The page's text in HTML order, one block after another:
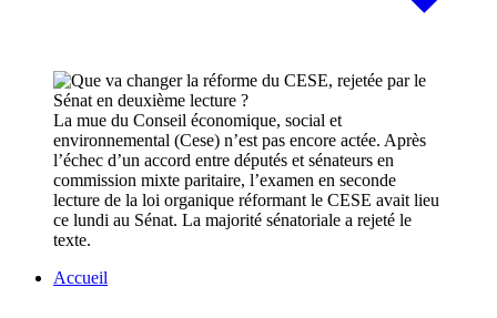
La mue du Conseil économique, social et
environnemental (Cese) n’est pas encore actée. Après
l’échec d’un accord entre députés et sénateurs en
commission mixte paritaire, l’examen en seconde
lecture de la loi organique réformant le CESE avait lieu
ce lundi au Sénat. La majorité sénatoriale a rejeté le
texte.
Accueil